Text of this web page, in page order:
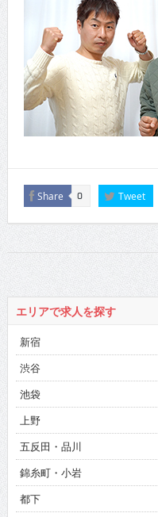
Share 0 Tweet
エリアで求人を探す
新宿
渋谷
池袋
上野
五反田・品川
錦糸町・小岩
都下